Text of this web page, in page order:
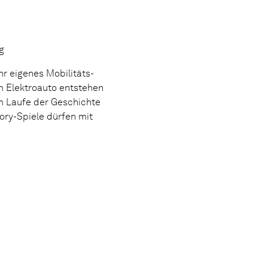
eigenes Mobilitäts-
Elektroauto entstehen
Laufe der Geschichte
Spiele dürfen mit